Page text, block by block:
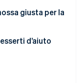
giusta per la
d’aiuto